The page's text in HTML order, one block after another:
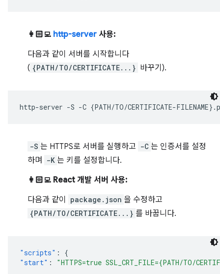
👩🏻‍💻 http-server 사용:
다음과 같이 서버를 시작합니다
( {PATH/TO/CERTIFICATE...} 바꾸기).
http-server -S -C {PATH/TO/CERTIFICATE-FILENAME}
-S 는 HTTPS로 서버를 실행하고 -C 는 인증서를 설정
하며
-K 는 키를 설정합니다.
👩🏻‍💻 React 개발 서버 사용:
다음과 같이
package.json 을 수정하고
{PATH/TO/CERTIFICATE...} 를 바꿉니다.
"scripts" :
{
"start" : "HTTPS=true SSL_CRT_FILE={PATH/TO/